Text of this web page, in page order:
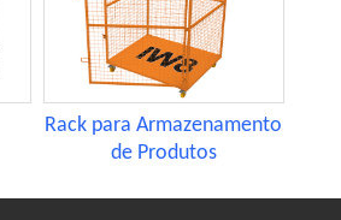
Rack para Armazenamento
de Produtos